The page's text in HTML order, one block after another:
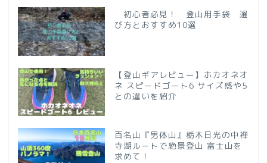
初心者必見！ 登山用手袋 選
び方とおすすめ10選
【登山ギアレビュー】ホカオネオ
ネ スピードゴート6 サイズ感や5
との違いを紹介
百名山『男体山』栃木日光の中禅
寺湖ルートで絶景登山 富士山を
求めて！